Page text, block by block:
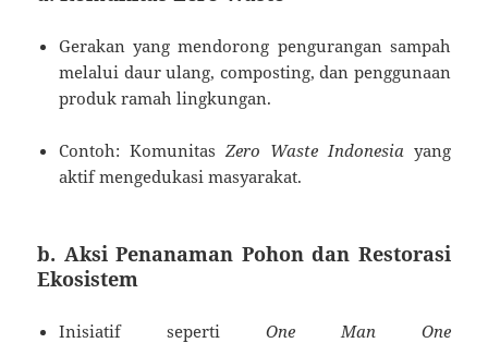
Gerakan yang mendorong pengurangan sampah
melalui daur ulang, composting, dan penggunaan
produk ramah lingkungan.
Contoh: KomunitasZero Waste Indonesiayang
aktif mengedukasi masyarakat.
b. Aksi Penanaman Pohon dan Restorasi
Ekosistem
Inisiatif seperti One Man One